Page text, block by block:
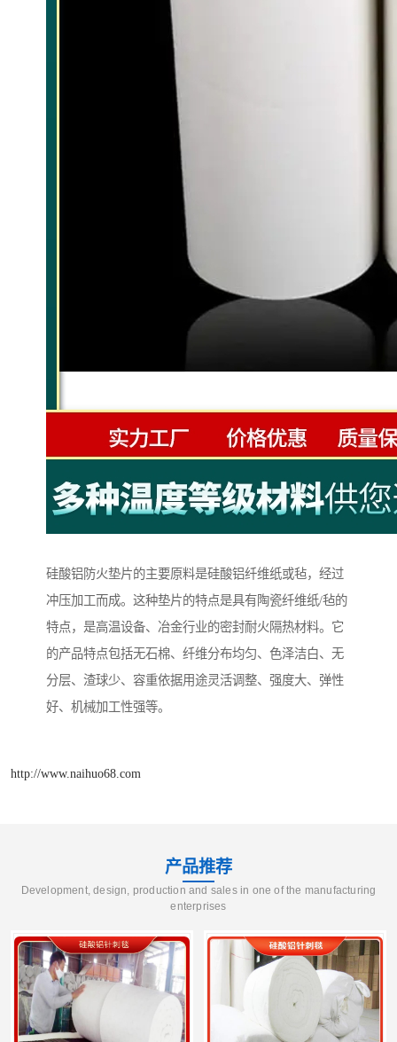
硅酸铝防火垫片的主要原料是硅酸铝纤维纸或毡，经过
冲压加工而成。这种垫片的特点是具有陶瓷纤维纸/毡的
特点，是高温设备、冶金行业的密封耐火隔热材料。它
的产品特点包括无石棉、纤维分布均匀、色泽洁白、无
分层、渣球少、容重依据用途灵活调整、强度大、弹性
好、机械加工性强等。
http://www.naihuo68.com
产品推荐
Development, design, production and sales in one of the manufacturing
enterprises